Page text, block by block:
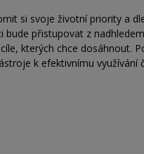
si svoje životní priority a
bude přistupovat z
kterých chce dosáhnout.
k efektivnímu